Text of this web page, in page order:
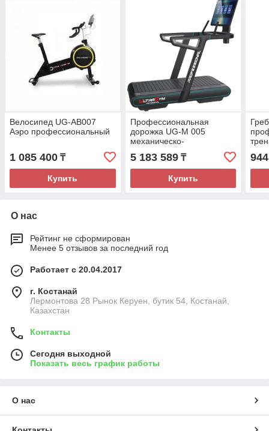
Велосипед UG-AB007
Аэро профессиональный
1 085 400 ₸
Купить
Профессиональная
дорожка UG-M 005
механическо-
электрическая
5 183 589₸
Купить
О нас
Рейтинг не сформирован
Менее 5 отзывов за последний год
Работает с 20.04.2017
г. Костанай
Лермонтова 28 Рынок Керуен, бутик 54, Костанай,
Казахстан
Контакты
Сегодня выходной
Показать весь график работы
О нас